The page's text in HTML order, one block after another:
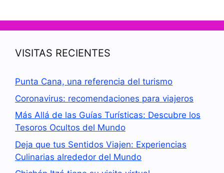
VISITAS RECIENTES
Punta Cana, una referencia del turismo
Coronavirus: recomendaciones para viajeros
Más Allá de las Guías Turísticas: Descubre los
Tesoros Ocultos del Mundo
Deja que tus Sentidos Viajen: Experiencias
Culinarias alrededor del Mundo